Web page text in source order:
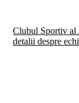
Clubul Sportiv al
detalii despre